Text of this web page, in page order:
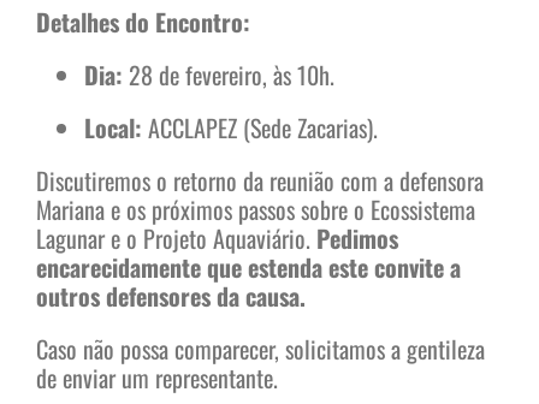
Detalhes do Encontro:
Dia: 28 de fevereiro, às 10h.
Local: ACCLAPEZ (Sede Zacarias).
Discutiremos o retorno da reunião com a defensora
Mariana e os próximos passos sobre o Ecossistema
Lagunar e o Projeto Aquaviário. Pedimos
encarecidamente que estenda este convite a
outros defensores da causa.
Caso não possa comparecer, solicitamos a gentileza
de enviar um representante.